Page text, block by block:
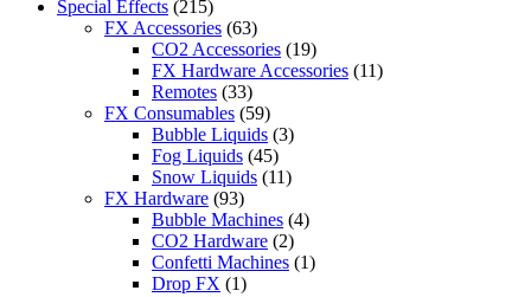
Special Effects (215)
FX Accessories (63)
CO2 Accessories (19)
FX Hardware Accessories (11)
Remotes (33)
FX Consumables (59)
Bubble Liquids (3)
Fog Liquids (45)
Snow Liquids (11)
FX Hardware (93)
Bubble Machines (4)
CO2 Hardware (2)
Confetti Machines (1)
Drop FX (1)